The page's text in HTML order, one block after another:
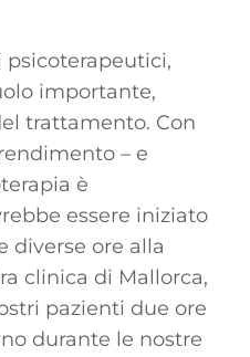
psicoterapeutici,
importante,
trattamento. Con
– e
è
essere iniziato
diverse ore alla
clinica di Mallorca,
pazienti due ore
durante le nostre